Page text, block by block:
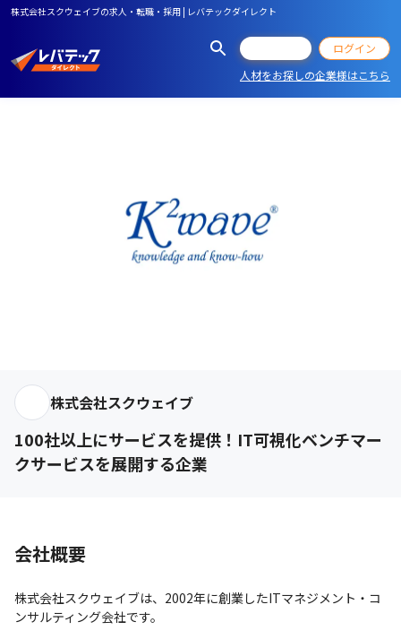
株式会社スクウェイブの求人・転職・採用 | レバテックダイレクト
ログイン
人材をお探しの企業様はこちら
株式会社スクウェイブ
100社以上にサービスを提供！IT可視化ベンチマー
クサービスを展開する企業
会社概要
株式会社スクウェイブは、2002年に創業したITマネジメント・コ
ンサルティング会社です。